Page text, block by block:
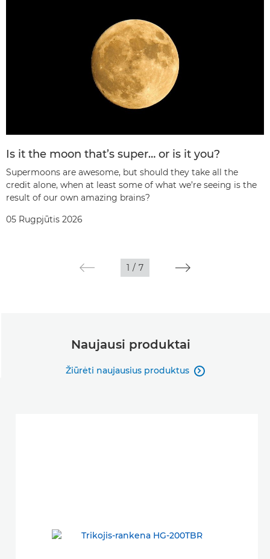
Is it the moon that’s super… or is it you?
Supermoons are awesome, but should they take all the
credit alone, when at least some of what we’re seeing is the
result of our own amazing brains?
05 Rugpjūtis 2026
1 / 7
Naujausi produktai
Žiūrėti naujausius produktus 